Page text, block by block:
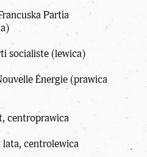
Partia
socialiste (lewica)
Énergie (prawica
centroprawica
lata, centrolewica